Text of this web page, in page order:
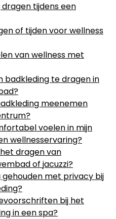
dragen tijdens een
of tijden voor wellness
van wellness met
badkleding te dragen in
meenemen
voelen in mijn
wellnesservaring?
dragen van
of jacuzzi?
met privacy bij
bij het
in een spa?